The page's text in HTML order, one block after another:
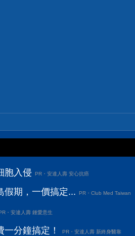
胞入侵 PR・安達人壽 安心抗癌
假期，一價搞定... PR・Club Med Taiwan
・安達人壽 鍾愛意生
分鐘搞定！ PR・安達人壽 新終身醫靠